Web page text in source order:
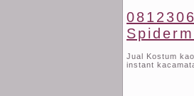
Jual Kostum
instant